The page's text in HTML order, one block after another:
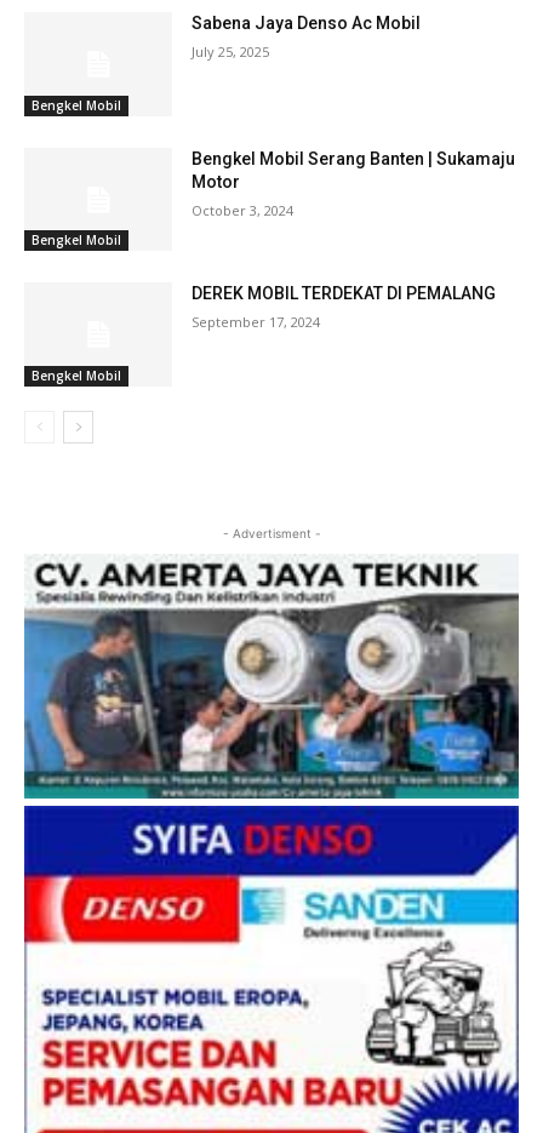
Bengkel Mobil
Sabena Jaya Denso Ac Mobil
July 25, 2025
Bengkel Mobil
Bengkel Mobil Serang Banten | Sukamaju
Motor
October 3, 2024
Bengkel Mobil
DEREK MOBIL TERDEKAT DI PEMALANG
September 17, 2024
- Advertisment -